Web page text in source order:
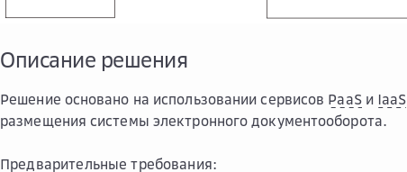
Описание решения
Решение основано на использовании сервисов PaaSи IaaS
размещения системы электронного документооборота.
Предварительные требования: